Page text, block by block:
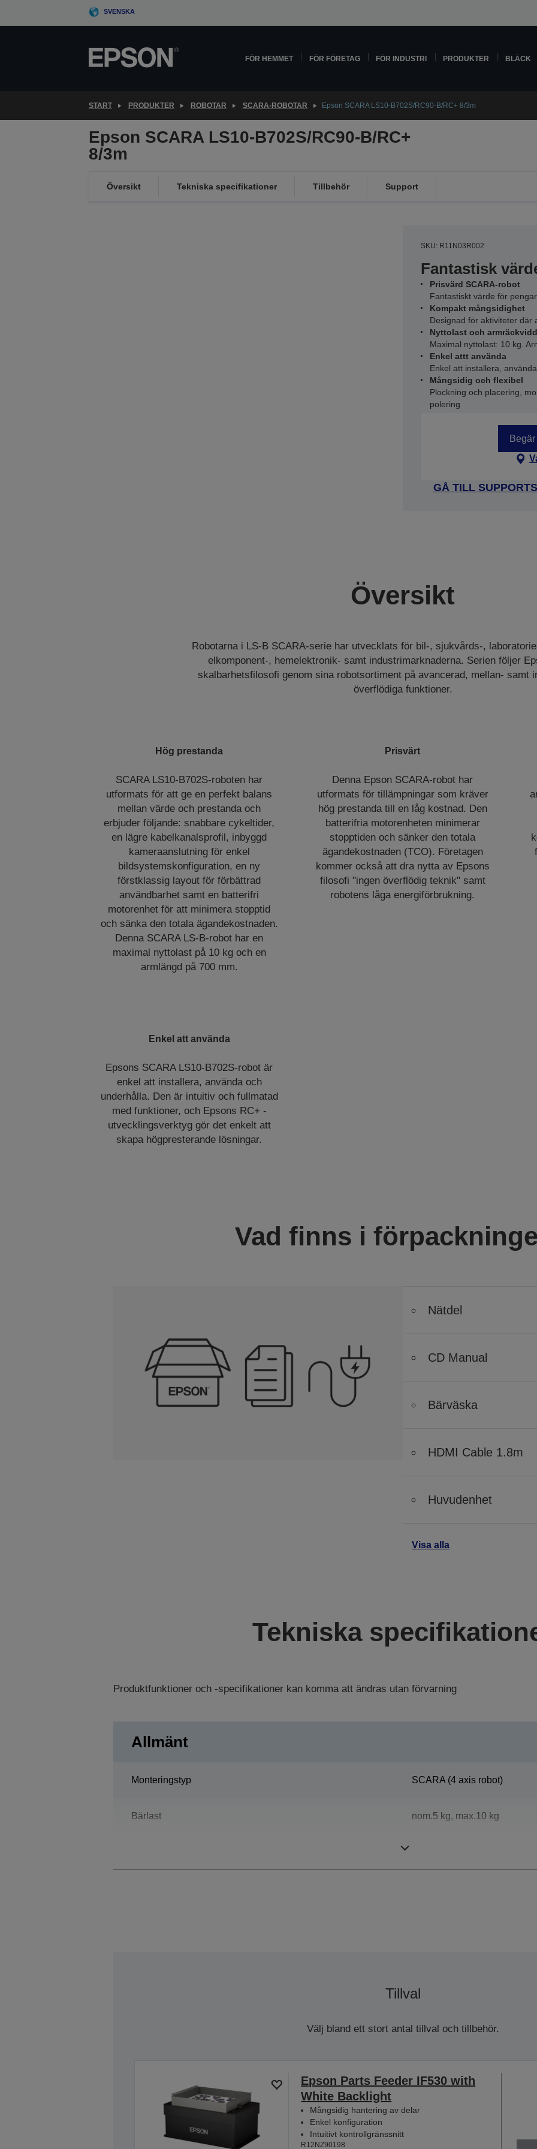
SVENSKA
FÖR HEMMET FÖR FÖRETAG FÖR INDUSTRI PRODUKTER BLÄCK
START PRODUKTER ROBOTAR SCARA-ROBOTAR Epson SCARA LS10-B702S/RC90-B/RC+ 8/3m
Epson SCARA LS10-B702S/RC90-B/RC+
8/3m
Översikt Tekniska specifikationer Tillbehör Support
SKU: R11N03R002
Fantastisk
Prisvärd SCARA-robot
Fantastiskt värde för
Kompakt mångsidighet
Designad för aktiviteter där
Nyttolast och armräckvidd
Maximal nyttolast: 10 kg.
Enkel attt använda
Enkel att installera,
Mångsidig och flexibel
Plockning och placering,
polering
GÅ TILL
Översikt
Robotarna i LS-B SCARA-serie har utvecklats för bil-, sjukvårds-,
elkomponent-, hemelektronik- samt industrimarknaderna. Serien följer
skalbarhetsfilosofi genom sina robotsortiment på avancerad, mellan- samt
överflödiga funktioner.
Hög prestanda
SCARA LS10-B702S-roboten har
utformats för att ge en perfekt balans
mellan värde och prestanda och
erbjuder följande: snabbare cykeltider,
en lägre kabelkanalsprofil, inbyggd
kameraanslutning för enkel
bildsystemskonfiguration, en ny
förstklassig layout för förbättrad
användbarhet samt en batterifri
motorenhet för att minimera stopptid
och sänka den totala ägandekostnaden.
Denna SCARA LS-B-robot har en
maximal nyttolast på 10 kg och en
armlängd på 700 mm.
Prisvärt
Denna Epson SCARA-robot har
utformats för tillämpningar som kräver
hög prestanda till en låg kostnad. Den
batterifria motorenheten minimerar
stopptiden och sänker den totala
ägandekostnaden (TCO). Företagen
kommer också att dra nytta av Epsons
filosofi "ingen överflödig teknik" samt
robotens låga energiförbrukning.
Enkel att använda
Epsons SCARA LS10-B702S-robot är
enkel att installera, använda och
underhålla. Den är intuitiv och fullmatad
med funktioner, och Epsons RC+ -
utvecklingsverktyg gör det enkelt att
skapa högpresterande lösningar.
Vad finns i
Nätdel
CD Manual
Bärväska
HDMI Cable 1.8m
Huvudenhet
Visa alla
Tekniska
Produktfunktioner och -specifikationer kan komma att ändras utan förvarning
Allmänt
Monteringstyp SCARA (4 axis robot)
Bärlast nom.5 kg, max.10 kg
Tillval
Välj bland ett stort antal tillval och tillbehör.
Epson Parts Feeder IF530 with
White Backlight
Mångsidig hantering av delar
Enkel konfiguration
Intuitivt kontrollgränssnitt
R12NZ90198